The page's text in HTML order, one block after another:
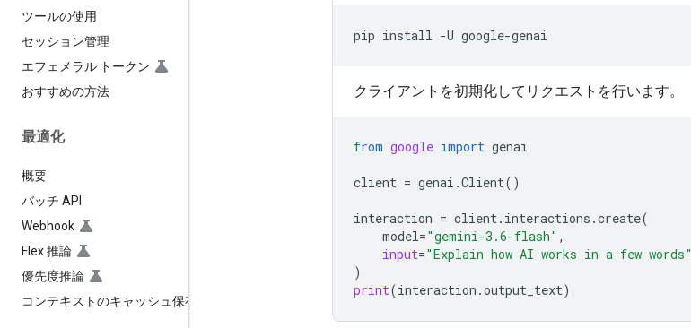
ツールの使用
セッション管理
エフェメラル トークン
おすすめの方法
最適化
概要
バッチ API
Webhook
Flex 推論
優先度推論
コンテキストのキャッシュ保存
pip install -U
クライアントを初期化してリクエストを行います。
from google import genai
client = genai .Client()
interaction = client. interactions .create(
model="gemini-3.6-flash" ,
input="Explain how AI works in a few words"
)
print(interaction .output_text)